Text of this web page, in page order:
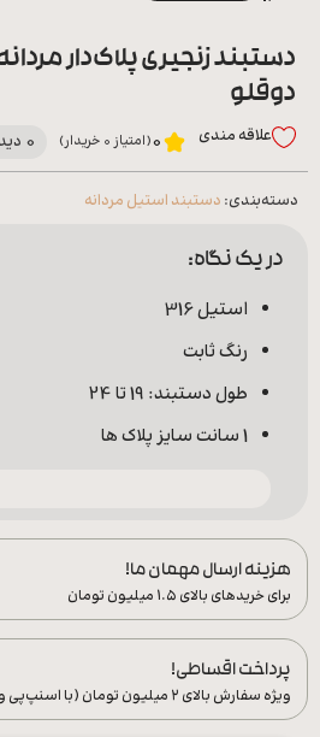
دستبند زنجیری پلاک‌دار
دوقلو
علاقه‌ مندی 0(امتیاز 0 خریدار) 0 دیدگاه
دسته‌بندی: دستبند استیل مردانه
در یک نگاه:
استیل 316
رنگ ثابت
طول دستبند: 19 تا 24
1 سانت سایز پلاک ها
هزینه ارسال مهمان ما!
برای خریدهای بالای ۱.۵ میلیون تومان
پرداخت اقساطی!
ویژه سفارش‌ بالای ۲ میلیون تومان (با اسنپ‌پی و ترب‌پِی)